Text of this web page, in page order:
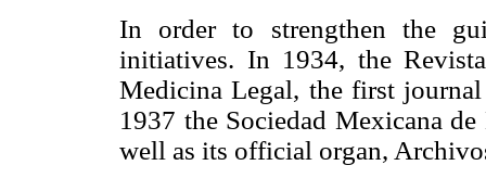
In order to strengthen the
initiatives. In 1934, the
Medicina Legal, the first
1937 the Sociedad Mexicana
well as its official organ,